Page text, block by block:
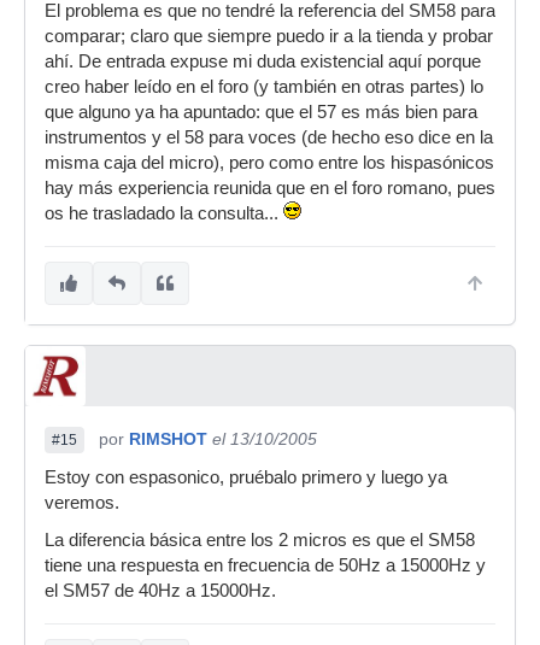
El problema es que no tendré la referencia del SM58 para
comparar; claro que siempre puedo ir a la tienda y probar
ahí. De entrada expuse mi duda existencial aquí porque
creo haber leído en el foro (y también en otras partes) lo
que alguno ya ha apuntado: que el 57 es más bien para
instrumentos y el 58 para voces (de hecho eso dice en la
misma caja del micro), pero como entre los hispasónicos
hay más experiencia reunida que en el foro romano, pues
os he trasladado la consulta...
#15 por RIMSHOT el 13/10/2005
Estoy con espasonico, pruébalo primero y luego ya
veremos.
La diferencia básica entre los 2 micros es que el SM58
tiene una respuesta en frecuencia de 50Hz a 15000Hz y
el SM57 de 40Hz a 15000Hz.